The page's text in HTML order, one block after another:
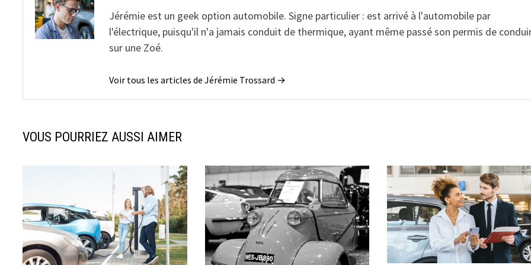
Jérémie est un geek option automobile. Signe particulier : est arrivé à l'automobile par
l'électrique, puisqu'il n'a jamais conduit de thermique, ayant même passé son permis de
sur une Zoé.
Voir tous les articles de Jérémie Trossard →
VOUS POURRIEZ AUSSI AIMER